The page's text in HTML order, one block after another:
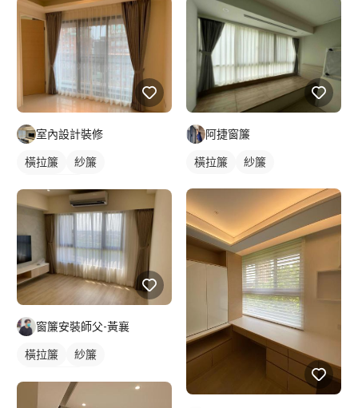
室內設計裝修
橫拉簾
紗簾
窗簾安裝師父-黃襄
橫拉簾
紗簾
阿捷窗簾
橫拉簾 紗簾